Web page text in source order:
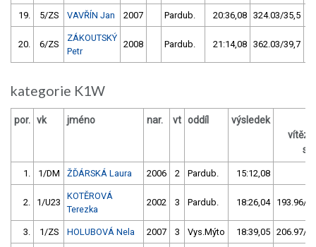
19. 5/ZS VAVŘÍN Jan 2007 Pardub. 20:36,08 324.03/35,5
20. 6/ZS
ZÁKOUTSKÝ
Petr
2008 Pardub. 21:14,08 362.03/39,7
kategorie K1W
por. vk jméno nar. vt oddíl výsledek
s /
1. 1/DM ŽĎÁRSKÁ Laura 2006 2 Pardub. 15:12,08
2. 1/U23
KOTĚROVÁ
Terezka
2002 3 Pardub. 18:26,04 193.96/
3. 1/ZS HOLUBOVÁ Nela 2007 3 Vys.Mýto 18:39,05 206.97/